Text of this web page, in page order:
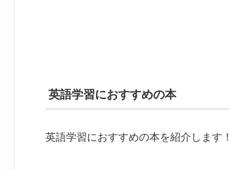
英語学習におすすめの本
英語学習におすすめの本を紹介します！